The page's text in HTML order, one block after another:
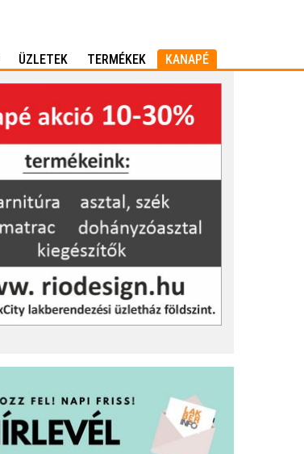
ÜZLETEK TERMÉKEK KANAPÉ